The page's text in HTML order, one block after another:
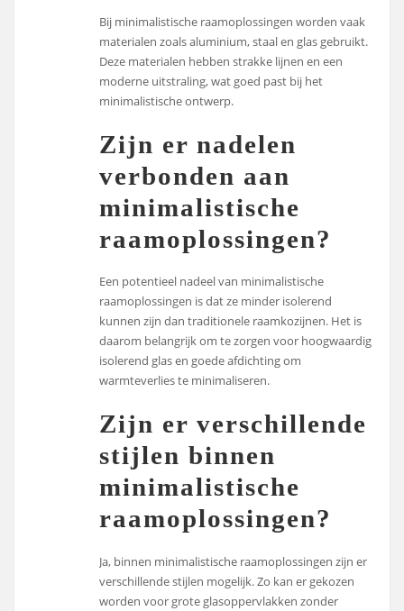
Bij minimalistische raamoplossingen worden vaak
materialen zoals aluminium, staal en glas gebruikt.
Deze materialen hebben strakke lijnen en een
moderne uitstraling, wat goed past bij het
minimalistische ontwerp.
Zijn er nadelen
verbonden aan
minimalistische
raamoplossingen?
Een potentieel nadeel van minimalistische
raamoplossingen is dat ze minder isolerend
kunnen zijn dan traditionele raamkozijnen. Het is
daarom belangrijk om te zorgen voor hoogwaardig
isolerend glas en goede afdichting om
warmteverlies te minimaliseren.
Zijn er verschillende
stijlen binnen
minimalistische
raamoplossingen?
Ja, binnen minimalistische raamoplossingen zijn er
verschillende stijlen mogelijk. Zo kan er gekozen
worden voor grote glasoppervlakken zonder